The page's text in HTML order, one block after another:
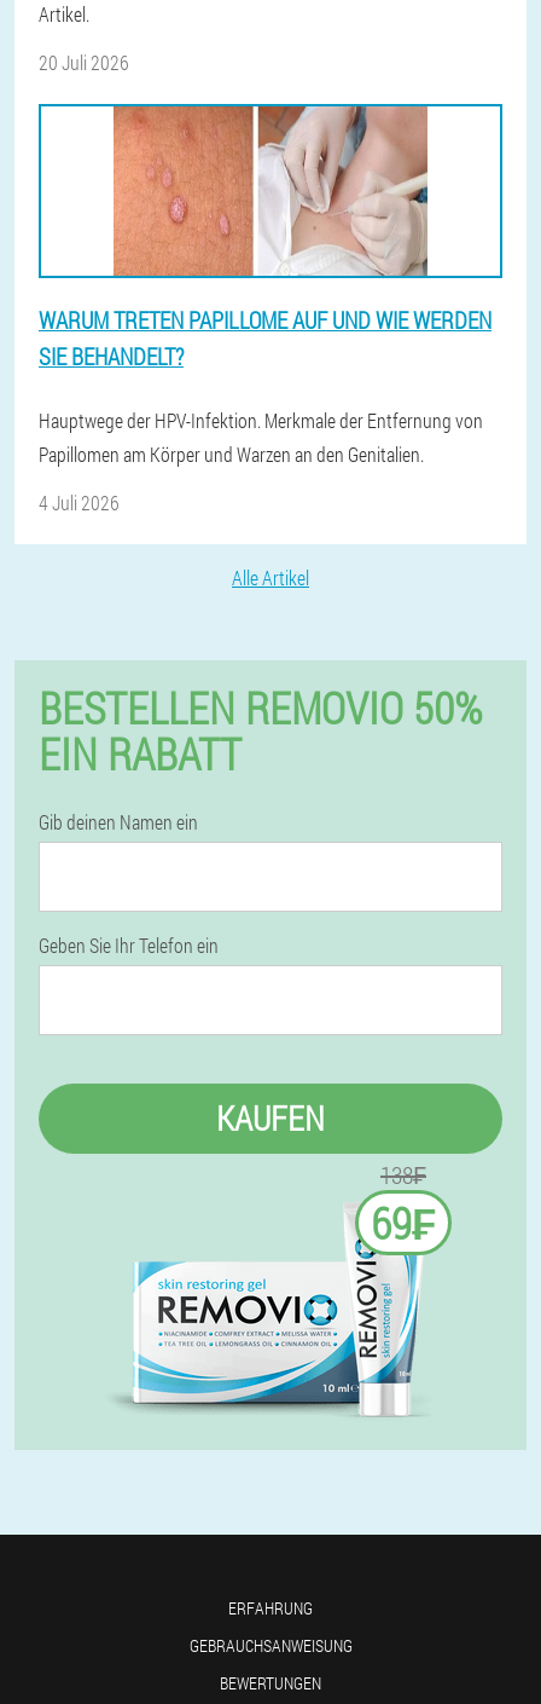
Artikel.
20 Juli 2026
WARUM TRETEN PAPILLOME AUF UND WIE WERDEN
SIE BEHANDELT?
Hauptwege der HPV-Infektion. Merkmale der Entfernung von
Papillomen am Körper und Warzen an den Genitalien.
4 Juli 2026
Alle Artikel
BESTELLEN REMOVIO 50%
EIN RABATT
Gib deinen Namen ein
Geben Sie Ihr Telefon ein
KAUFEN
138₣
69₣
ERFAHRUNG
GEBRAUCHSANWEISUNG
BEWERTUNGEN